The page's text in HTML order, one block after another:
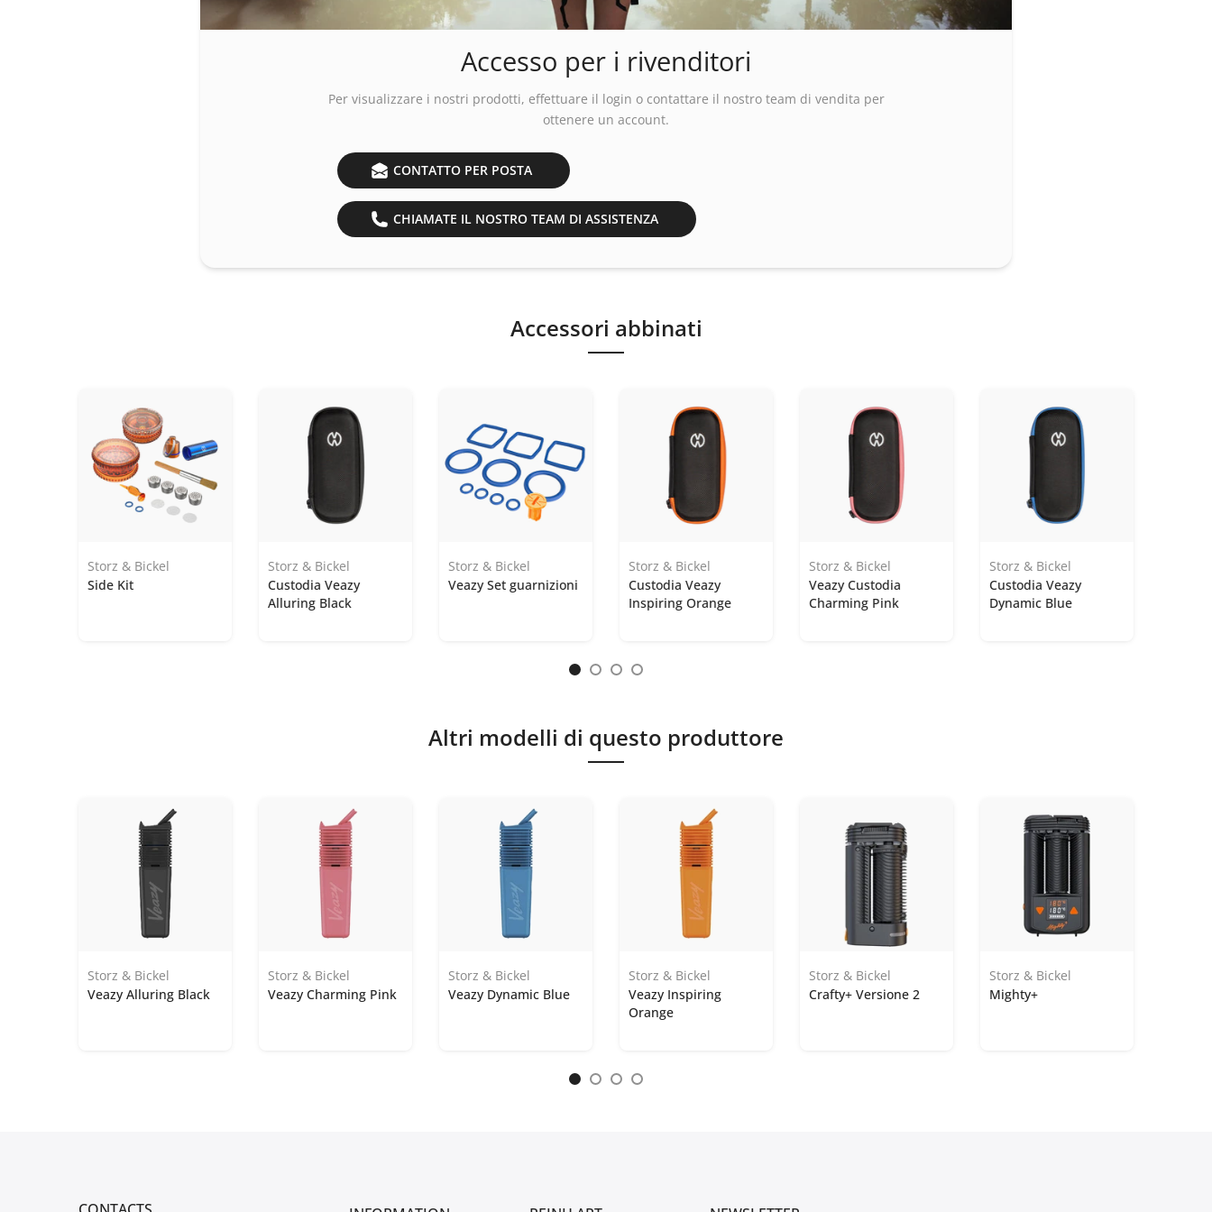
Accesso per i rivenditori
Per visualizzare i nostri prodotti, effettuare il login o contattare il nostro team di vendita per
ottenere un account.
CONTATTO PER POSTA
CHIAMATE IL NOSTRO TEAM DI ASSISTENZA
Accessori abbinati
Storz & Bickel
Side Kit
Storz & Bickel
Custodia Veazy
Alluring Black
Storz & Bickel
Veazy Set guarnizioni
Storz & Bickel
Custodia Veazy
Inspiring Orange
Storz & Bickel
Veazy Custodia
Charming Pink
Storz & Bickel
Custodia Veazy
Dynamic Blue
Altri modelli di questo produttore
Storz & Bickel
Veazy Alluring Black
Storz & Bickel
Veazy Charming Pink
Storz & Bickel
Veazy Dynamic Blue
Storz & Bickel
Veazy Inspiring
Orange
Storz & Bickel
Crafty+ Versione 2
Storz & Bickel
Mighty+